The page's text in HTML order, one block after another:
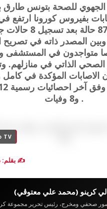
للصحة بتونس طارق
بفيروس كورونا ارتفع
تونس الى 87 حالة بعد
وبين المصدر ذاته في
شخصا متواجدون في المستشفى
الذاتي في منازلهم.
الاصابات المؤكدة في كامل
و8 وفيات .
TV
✍️ بقلم:
كرينو (محمد علي معتوڨي)
صحفي ومخرج، رئيس تحرير مجموعة